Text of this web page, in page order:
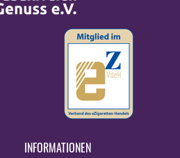
INFORMATIONEN